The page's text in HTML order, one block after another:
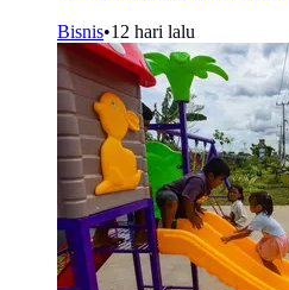
Bisnis•12 hari lalu